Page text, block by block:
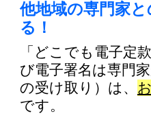
他地域の専門家
る！
「どこでも電子定
び電子署名は専門
の受け取り）は、
です。